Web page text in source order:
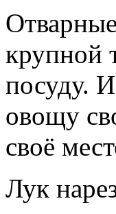
крупной
посуду.
овощу
своё
Лук